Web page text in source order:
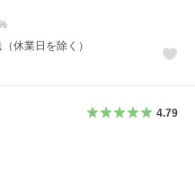
休業日を除く）
4.79